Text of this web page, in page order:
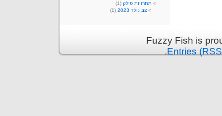
תחרויות פילק (1)
צב נולד 2023
(1)
Fuzzy Fish is
Entries
.